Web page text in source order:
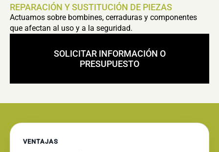
REPARACIÓN Y SUSTITUCIÓN DE PIEZAS
Actuamos sobre bombines, cerraduras y componentes
que afectan al uso y a la seguridad.
SOLICITAR INFORMACIÓN O
PRESUPUESTO
VENTAJAS